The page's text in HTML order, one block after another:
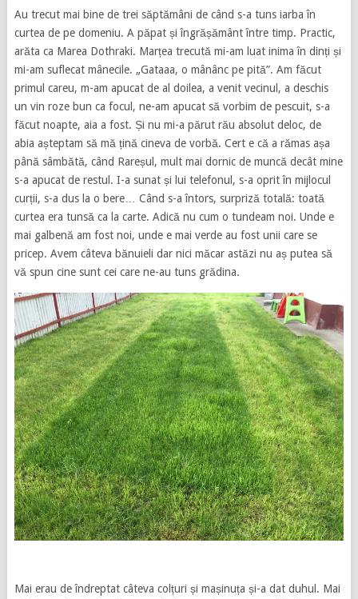
Au trecut mai bine de trei săptămâni de când s-a tuns iarba în
curtea de pe domeniu. A păpat și îngrășământ între timp. Practic,
arăta ca Marea Dothraki. Marțea trecută mi-am luat inima în dinți și
mi-am suflecat mânecile. „Gataaa, o mânânc pe pită”. Am făcut
primul careu, m-am apucat de al doilea, a venit vecinul, a deschis
un vin roze bun ca focul, ne-am apucat să vorbim de pescuit, s-a
făcut noapte, aia a fost. Și nu mi-a părut rău absolut deloc, de
abia așteptam să mă țină cineva de vorbă. Cert e că a rămas așa
până sâmbătă, când Rareșul, mult mai dornic de muncă decât mine
s-a apucat de restul. I-a sunat și lui telefonul, s-a oprit în mijlocul
curții, s-a dus la o bere… Când s-a întors, surpriză totală: toată
curtea era tunsă ca la carte. Adică nu cum o tundeam noi. Unde e
mai galbenă am fost noi, unde e mai verde au fost unii care se
pricep. Avem câteva bănuieli dar nici măcar astăzi nu aș putea să
vă spun cine sunt cei care ne-au tuns grădina.
Mai erau de îndreptat câteva colțuri și mașinuța și-a dat duhul. Mai